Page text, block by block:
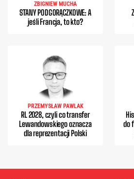
ZBIGNIEW MUCHA
STANY PODGORĄCZKOWE: A
jeśli Francja, to kto?
PRZEMYSŁAW PAWLAK
RL 2028, czyli co transfer
Lewandowskiego oznacza
dla reprezentacji Polski
do